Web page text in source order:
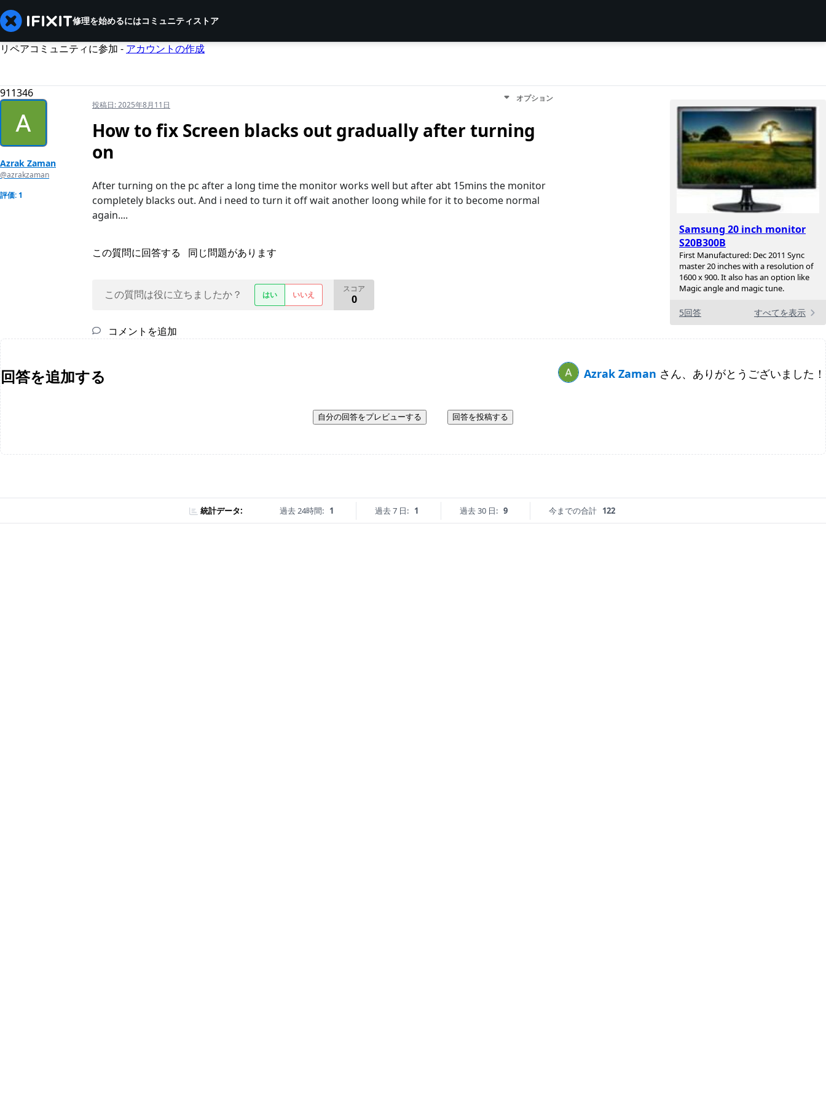
修理を始めるにはコミュニティストア
リペアコミュニティに参加 - アカウントの作成
911346
Samsung 20 inch monitor
S20B300B
First Manufactured: Dec 2011 Sync
master 20 inches with a resolution of
1600 x 900. It also has an option like
Magic angle and magic tune.
5回答 すべてを表示
Azrak Zaman
@azrakzaman
評価: 1
投稿日:2025年8月11日
オプション
How to fix Screen blacks out gradually after turning
on
After turning on the pc after a long time the monitor works well but after abt 15mins the monitor
completely blacks out. And i need to turn it off wait another loong while for it to become normal
again....
この質問に回答する 同じ問題があります
この質問は役に立ちましたか？ はい いいえ
スコア
0
コメントを追加
回答を追加する Azrak Zaman さん、ありがとうございました！
自分の回答をプレビューする 回答を投稿する
統計データ: 過去 24時間: 1 過去 7 日: 1 過去 30 日: 9 今までの合計 122